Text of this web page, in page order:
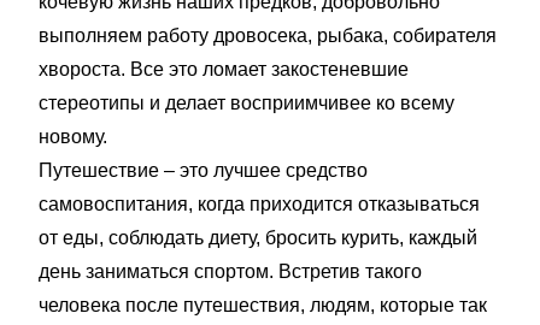
выполняем работу дровосека, рыбака, собирателя
хвороста. Все это ломает закостеневшие
стереотипы и делает восприимчивее ко всему
новому.
Путешествие – это лучшее средство
самовоспитания, когда приходится отказываться
от еды, соблюдать диету, бросить курить, каждый
день заниматься спортом. Встретив такого
человека после путешествия, людям, которые так